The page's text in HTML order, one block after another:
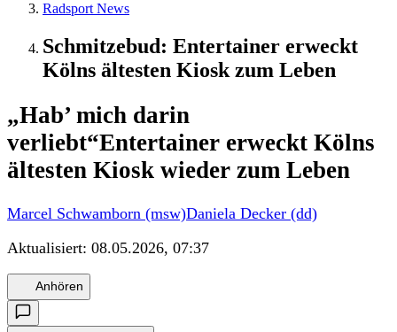
Radsport News
Schmitzebud: Entertainer erweckt
Kölns ältesten Kiosk zum Leben
„Hab’ mich darin
verliebt“Entertainer erweckt Kölns
ältesten Kiosk wieder zum Leben
Marcel Schwamborn (msw)Daniela Decker (dd)
Aktualisiert: 08.05.2026, 07:37
Anhören